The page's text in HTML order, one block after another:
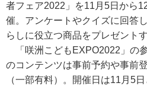
者フェア2022」を11月5日から
催。アンケートやクイズに回答
らしに役立つ商品をプレゼントす
「咲洲こどもEXPO2022」の
のコンテンツは事前予約や事前
（一部有料）。開催日は11月5